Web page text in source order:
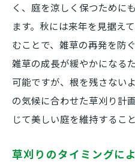
く、庭を涼しく保つために
ます。秋には来年を見据え
むことで、雑草の再発を防
雑草の成長が緩やかになる
可能ですが、根を残さない
の気候に合わせた草刈り計
じて美しい庭を維持するこ
草刈りのタイミングに